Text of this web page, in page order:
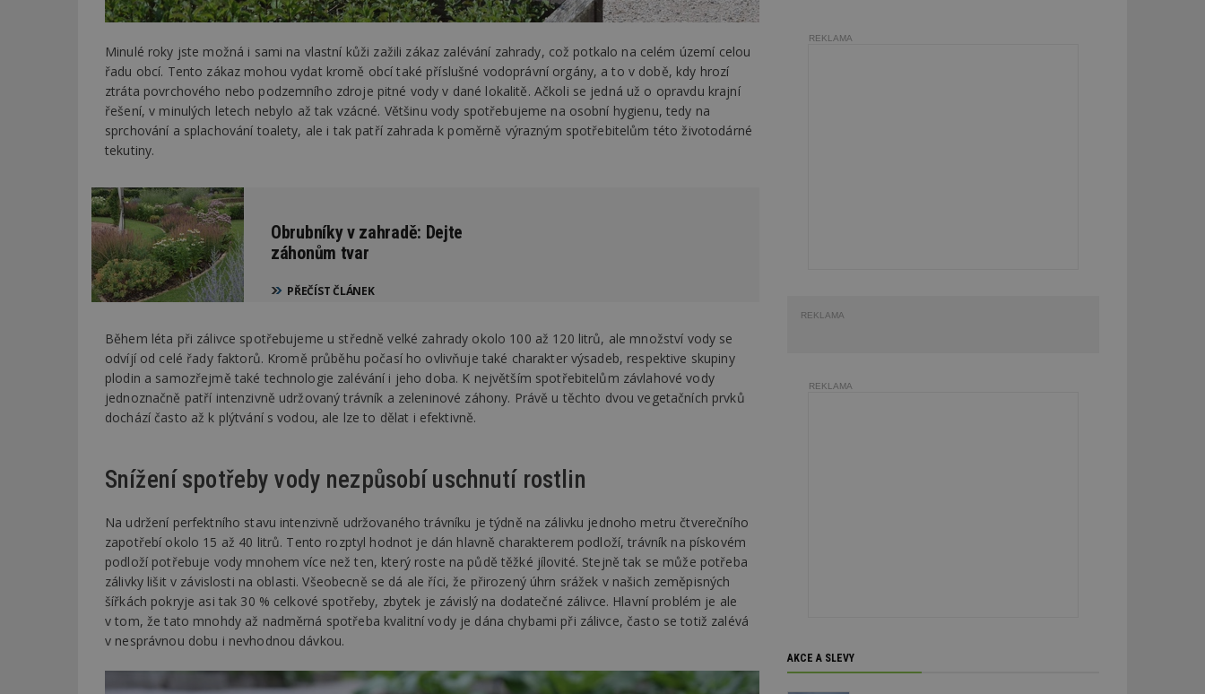
Minulé roky jste možná i sami na vlastní kůži zažili zákaz zalévání zahrady, což potkalo na celém území celou
řadu obcí. Tento zákaz mohou vydat kromě obcí také příslušné vodoprávní orgány, a to v době, kdy hrozí
ztráta povrchového nebo podzemního zdroje pitné vody v dané lokalitě. Ačkoli se jedná už o opravdu krajní
řešení, v minulých letech nebylo až tak vzácné. Většinu vody spotřebujeme na osobní hygienu, tedy na
sprchování a splachování toalety, ale i tak patří zahrada k poměrně výrazným spotřebitelům této životodárné
tekutiny.
Obrubníky v zahradě: Dejte
záhonům tvar
PŘEČÍST ČLÁNEK
Během léta při zálivce spotřebujeme u středně velké zahrady okolo 100 až 120 litrů, ale množství vody se
odvíjí od celé řady faktorů. Kromě průběhu počasí ho ovlivňuje také charakter výsadeb, respektive skupiny
plodin a samozřejmě také technologie zalévání i jeho doba. K největším spotřebitelům závlahové vody
jednoznačně patří intenzivně udržovaný trávník a zeleninové záhony. Právě u těchto dvou vegetačních prvků
dochází často až k plýtvání s vodou, ale lze to dělat i efektivně.
Snížení spotřeby vody nezpůsobí uschnutí rostlin
Na udržení perfektního stavu intenzivně udržovaného trávníku je týdně na zálivku jednoho metru čtverečního
zapotřebí okolo 15 až 40 litrů. Tento rozptyl hodnot je dán hlavně charakterem podloží, trávník na pískovém
podloží potřebuje vody mnohem více než ten, který roste na půdě těžké jílovité. Stejně tak se může potřeba
zálivky lišit v závislosti na oblasti. Všeobecně se dá ale říci, že přirozený úhrn srážek v našich zeměpisných
šířkách pokryje asi tak 30 % celkové spotřeby, zbytek je závislý na dodatečné zálivce. Hlavní problém je ale
v tom, že tato mnohdy až nadměrná spotřeba kvalitní vody je dána chybami při zálivce, často se totiž zalévá
v nesprávnou dobu i nevhodnou dávkou.
REKLAMA
REKLAMA
REKLAMA
AKCE A SLEVY